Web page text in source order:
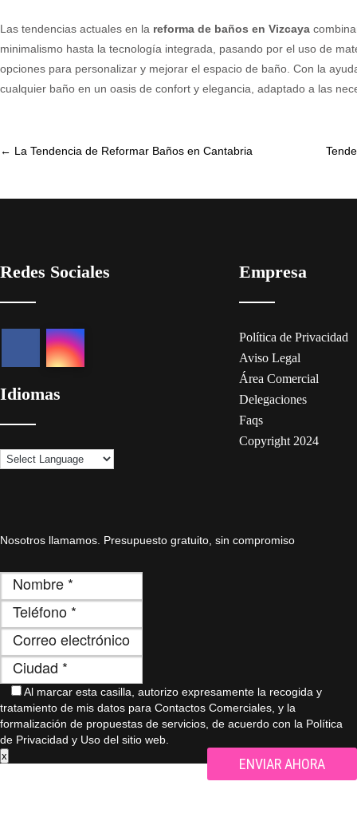
Las tendencias actuales en la reforma de baños en Vizcaya
minimalismo hasta la tecnología integrada, pasando por el uso de
opciones para personalizar y mejorar el espacio de baño. Con la
cualquier baño en un oasis de confort y elegancia, adaptado a las
Post
← La Tendencia de Reformar Baños en Cantabria
Redes Sociales
Idiomas
Empresa
Política de Privacidad
Aviso Legal
Área Comercial
Delegaciones
Faqs
Copyright 2024
Nosotros llamamos. Presupuesto gratuito, sin compromiso
Al marcar esta casilla, autorizo ​​expresamente la recogida y
tratamiento de mis datos para Contactos Comerciales, y la
formalización de propuestas de servicios, de acuerdo con la Política
de Privacidad y Uso del sitio web.
x